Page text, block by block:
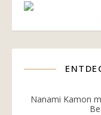
Nanami Kamon